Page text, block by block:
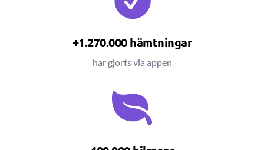
+1.270.000 hämtningar
har gjorts via appen